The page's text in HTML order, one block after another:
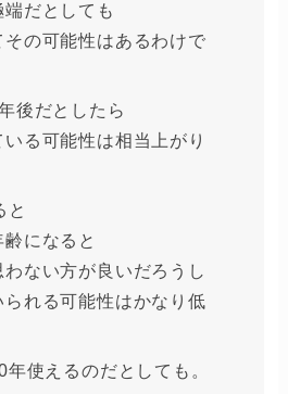
だとしても
の可能性はあるわけで
後だとしたら
る可能性は相当上がり
と
になると
ない方が良いだろうし
られる可能性はかなり低
使えるのだとしても。